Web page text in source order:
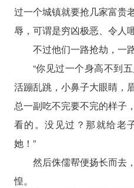
过一个城镇就要抢几家富贵
辱，可谓是穷凶极恶、令人咂
不过他们一路抢劫，一
“你见过一个身高不到
活蹦乱跳，小鼻子大眼睛，
总一副吃不完要不完的样
看的。没见过？那就给老
她！”
然后侏儒帮便扬长而去
惶。